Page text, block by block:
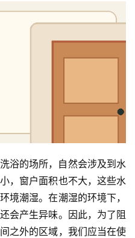
注册
浴的场所，自然会涉及到水
，窗户面积也不大，这些水
境潮湿。在潮湿的环境下，
会产生异味。因此，为了阻
之外的区域，我们应当在使